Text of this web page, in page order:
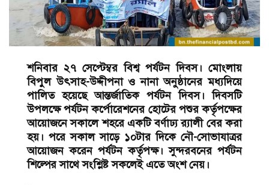
শনিবার ২৭ সেপ্টেম্বর বিশ্ব পর্যটন দিবস। মোংলায়
বিপুল উৎসাহ-উদ্দীপনা ও নানা অনুষ্ঠানের মধ্যদিয়ে
পালিত হয়েছে আন্তর্জাতিক পর্যটন দিবস। দিবসটি
উপলক্ষে পর্যটন কর্পোরেশনের হোটের পশুর কর্তৃপক্ষের
আয়োজনে সকালে শহরে একটি বর্ণাঢ্য র‌্যালী বের করা
হয়। পরে সকাল সাড়ে ১০টার দিকে নৌ-সোভাযাত্রর
আয়োজন করেন পর্যটন কর্তৃপক্ষ। সুন্দরবনের পর্যটন
শিল্পের সাথে সংশ্লিষ্ট সকলেই এতে অংশ নেয়।